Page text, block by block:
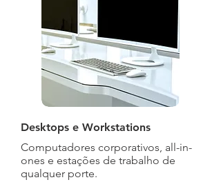
Desktops e Workstations
Computadores corporativos, all-in-
ones e estações de trabalho de
qualquer porte.